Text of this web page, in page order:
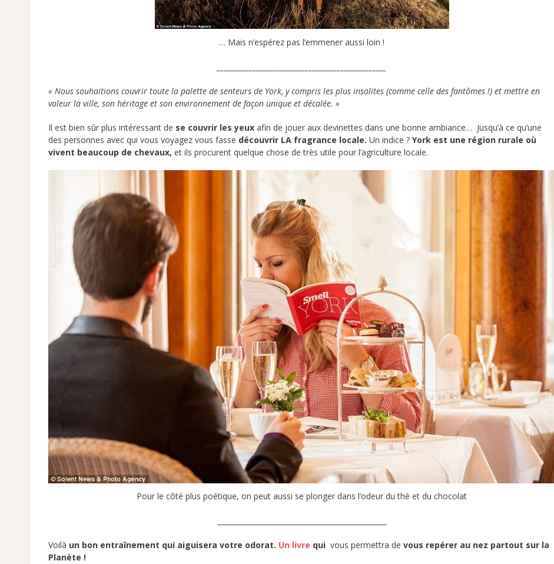
… Mais n’espérez pas l’emmener aussi loin !
« Nous souhaitions couvrir toute la palette de senteurs de York, y compris les plus insolites (comme celle des fantômes !) et mettre en
valeur la ville, son héritage et son environnement de façon unique et décalée. »
Il est bien sûr plus intéressant de se couvrir les yeux afin de jouer aux devinettes dans une bonne ambiance… Jusqu’à ce qu’une
des personnes avec qui vous voyagez vous fasse découvrir LA fragrance locale. Un indice ? York est une région rurale où
vivent beaucoup de chevaux, et ils procurent quelque chose de très utile pour l’agriculture locale.
Pour le côté plus poétique, on peut aussi se plonger dans l’odeur du thé et du chocolat
Voilà un bon entraînement qui aiguisera votre odorat. Un livre qui vous permettra de vous repérer au nez partout sur la
Planète !